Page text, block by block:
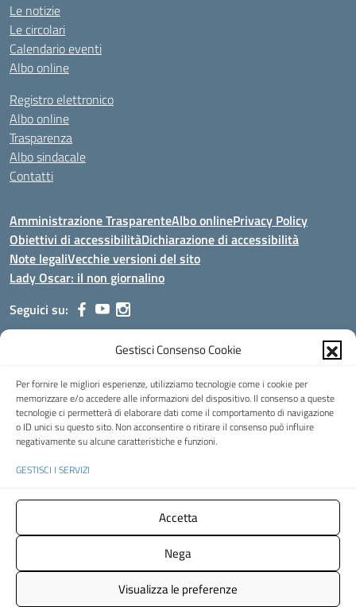
Gestisci Consenso Cookie
Per fornire le migliori esperienze, utilizziamo tecnologie come i cookie per
memorizzare e/o accedere alle informazioni del dispositivo. Il consenso a queste
tecnologie ci permetterà di elaborare dati come il comportamento di navigazione
o ID unici su questo sito. Non acconsentire o ritirare il consenso può influire
negativamente su alcune caratteristiche e funzioni.
GESTISCI I SERVIZI
Accetta
Nega
Visualizza le preferenze
Le notizie
Le circolari
Calendario eventi
Albo online
Registro elettronico
Albo online
Trasparenza
Albo sindacale
Contatti
Amministrazione TrasparenteAlbo onlinePrivacy Policy
Obiettivi di accessibilitàDichiarazione di accessibilità
Note legaliVecchie versioni del sito
Lady Oscar: il non giornalino
Seguici su:
Viale Aldo Moro, 51 - 24021 Albino (Bg)
Posta elettronica certificata (PEC):bgis00900b@pec.istruzione.it
Codice fiscale: 95002390169
Codice meccanografico:BGIS00900B
Codice unico di fatturazione (CUF): UFMHLX
Spazio web concesso in uso gratuito daWeb3king, via Pertini 8 ALBINO
Concept & Design by Designers Italia
- Versione del tema: